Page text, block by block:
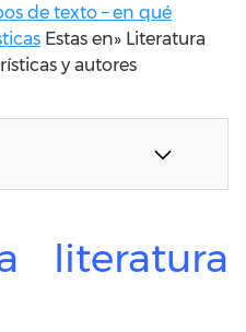
de texto – en qué
Estas en» Literatura
y autores
literatura